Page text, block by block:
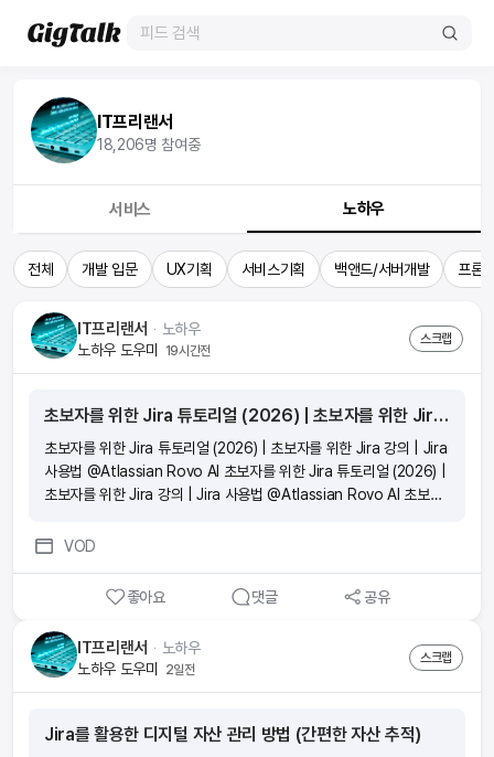
IT프리랜서
18,206명 참여중
서비스 노하우
전체 개발 입문 UX기획 서비스기획 백앤드/서버개발 프론
IT프리랜서 ᆞ 노하우
노하우 도우미
19시간전
스크랩
초보자를 위한 Jira 튜토리얼 (2026) | 초보자를 위한 Jira 강의 | Jira 사용법 @Atlassian Rovo AI
초보자를 위한 Jira 튜토리얼 (2026) | 초보자를 위한 Jira 강의 | Jira
사용법 @Atlassian Rovo AI 초보자를 위한 Jira 튜토리얼 (2026) |
초보자를 위한 Jira 강의 | Jira 사용법 @Atlassian Rovo AI 초보자
법 @Atlassian Rovo AI 초보자를 위한 Jira 튜토리얼 (2026) | 초보
VOD
좋아요 댓글 공유
IT프리랜서 ᆞ 노하우
노하우 도우미
2일전
스크랩
Jira를 활용한 디지털 자산 관리 방법 (간편한 자산 추적)